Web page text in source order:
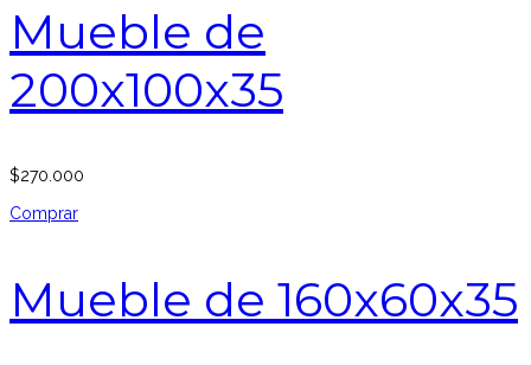
Mueble de
200x100x35
$270.000
Comprar
Mueble de 160x60x35